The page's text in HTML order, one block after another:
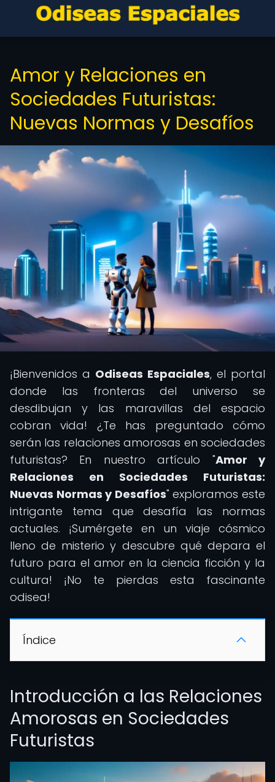
Amor y Relaciones en
Sociedades Futuristas:
Nuevas Normas y Desafíos
¡Bienvenidos a Odiseas Espaciales, el portal
donde las fronteras del universo se
desdibujan y las maravillas del espacio
cobran vida! ¿Te has preguntado cómo
serán las relaciones amorosas en sociedades
futuristas? En nuestro artículo "Amor y
Relaciones en Sociedades Futuristas:
Nuevas Normas y Desafíos" exploramos este
intrigante tema que desafía las normas
actuales. ¡Sumérgete en un viaje cósmico
lleno de misterio y descubre qué depara el
futuro para el amor en la ciencia ficción y la
cultura! ¡No te pierdas esta fascinante
odisea!
Índice
Introducción a las Relaciones
Amorosas en Sociedades
Futuristas